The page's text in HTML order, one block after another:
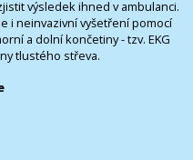
výsledek ihned v ambulanci.
i neinvazivní vyšetření pomocí
a dolní končetiny - tzv. EKG
tlustého střeva.